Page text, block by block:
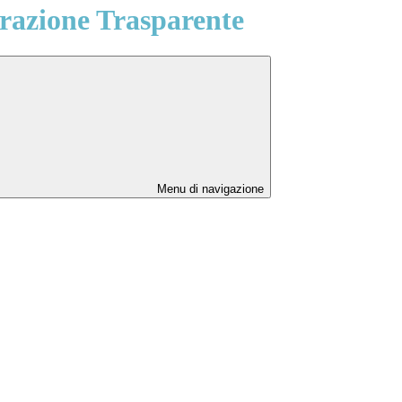
Trasparente
Menu di navigazione